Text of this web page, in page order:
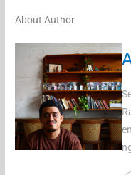
About Author